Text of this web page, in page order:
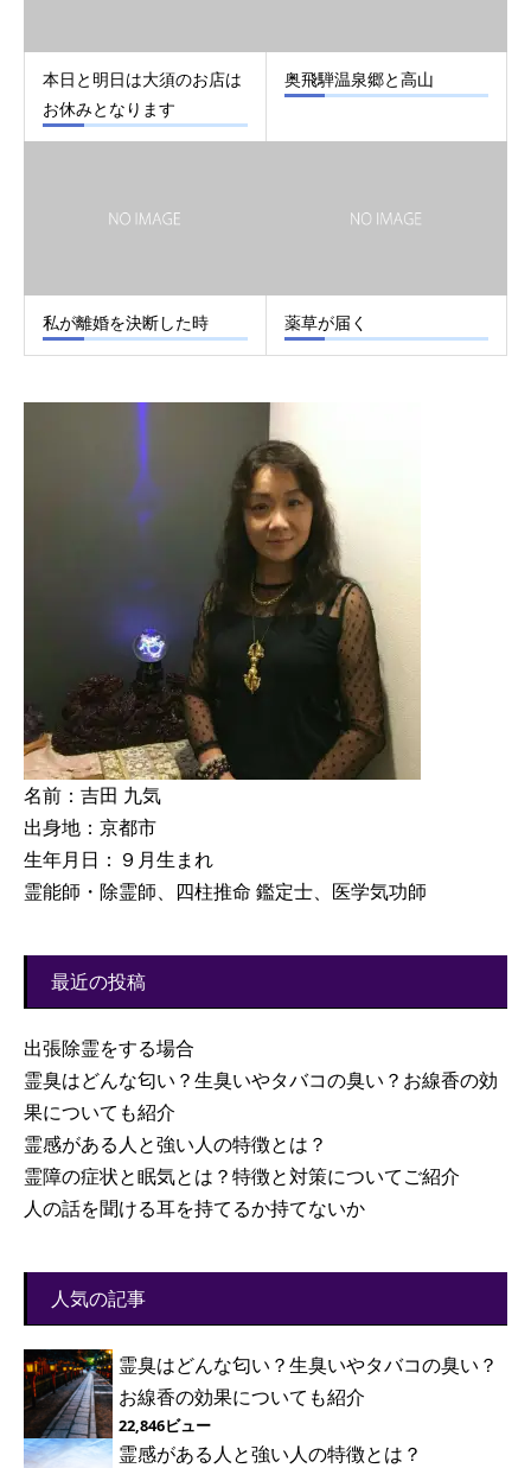
本日と明日は大須のお店は
お休みとなります
奥飛騨温泉郷と高山
私が離婚を決断した時 薬草が届く
名前：吉田 九気
出身地：京都市
生年月日：９月生まれ
霊能師・除霊師、四柱推命 鑑定士、医学気功師
最近の投稿
出張除霊をする場合
霊臭はどんな匂い？生臭いやタバコの臭い？お線香の効
果についても紹介
霊感がある人と強い人の特徴とは？
霊障の症状と眠気とは？特徴と対策についてご紹介
人の話を聞ける耳を持てるか持てないか
人気の記事
霊臭はどんな匂い？生臭いやタバコの臭い？
お線香の効果についても紹介
22,846ビュー
霊感がある人と強い人の特徴とは？